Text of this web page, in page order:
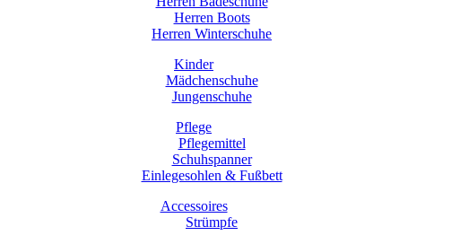
Herren Boots
Herren Winterschuhe
Kinder
Mädchenschuhe
Jungenschuhe
Pflege
Pflegemittel
Schuhspanner
Einlegesohlen & Fußbett
Accessoires
Strümpfe